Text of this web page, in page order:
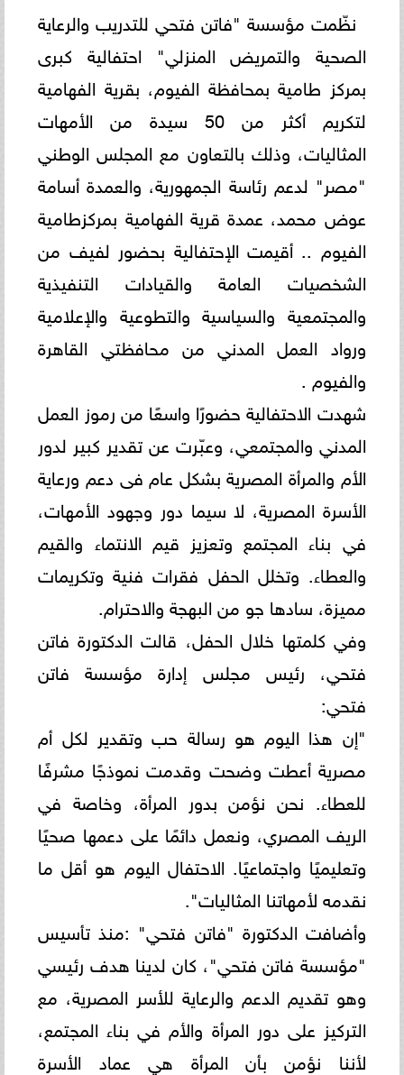
نظّمت مؤسسة "فاتن فتحي للتدريب والرعاية
الصحية والتمريض المنزلي" احتفالية كبرى
بمركز طامية بمحافظة الفيوم، بقرية الفهامية
لتكريم أكثر من 50 سيدة من الأمهات
المثاليات، وذلك بالتعاون مع المجلس الوطني
"مصر" لدعم رئاسة الجمهورية، والعمدة أسامة
عوض محمد، عمدة قرية الفهامية بمركزطامية
الفيوم .. أقيمت الإحتفالية بحضور لفيف من
الشخصيات العامة والقيادات التنفيذية
والمجتمعية والسياسية والتطوعية والإعلامية
ورواد العمل المدني من محافظتي القاهرة
والفيوم .
شهدت الاحتفالية حضورًا واسعًا من رموز العمل
المدني والمجتمعي، وعبّرت عن تقدير كبير لدور
الأم والمرأة المصرية بشكل عام فى دعم ورعاية
الأسرة المصرية، لا سيما دور وجهود الأمهات،
في بناء المجتمع وتعزيز قيم الانتماء والقيم
والعطاء. وتخلل الحفل فقرات فنية وتكريمات
مميزة، سادها جو من البهجة والاحترام.
وفي كلمتها خلال الحفل، قالت الدكتورة فاتن
فتحي، رئيس مجلس إدارة مؤسسة فاتن
فتحي:
"إن هذا اليوم هو رسالة حب وتقدير لكل أم
مصرية أعطت وضحت وقدمت نموذجًا مشرفًا
للعطاء. نحن نؤمن بدور المرأة، وخاصة في
الريف المصري، ونعمل دائمًا على دعمها صحيًا
وتعليميًا واجتماعيًا. الاحتفال اليوم هو أقل ما
نقدمه لأمهاتنا المثاليات".
وأضافت الدكتورة "فاتن فتحي" :منذ تأسيس
"مؤسسة فاتن فتحي"، كان لدينا هدف رئيسي
وهو تقديم الدعم والرعاية للأسر المصرية، مع
التركيز على دور المرأة والأم في بناء المجتمع،
لأننا نؤمن بأن المرأة هي عماد الأسرة